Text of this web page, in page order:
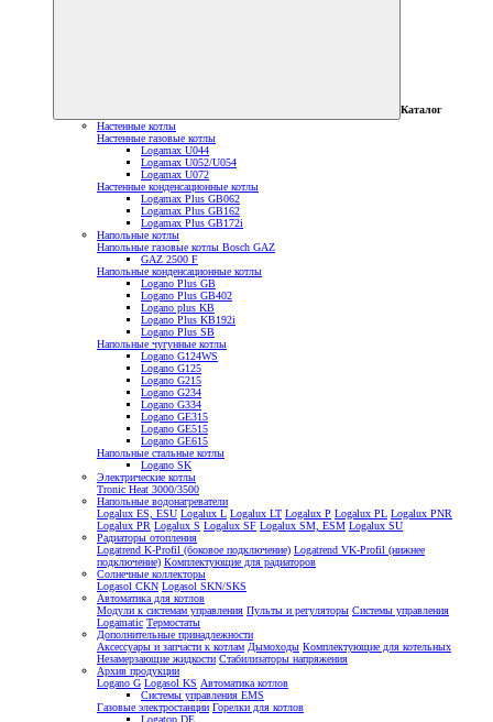
Каталог
Настенные котлы
Настенные газовые котлы
Logamax U044
Logamax U052/U054
Logamax U072
Настенные конденсационные котлы
Logamax Plus GB062
Logamax Plus GB162
Logamax Plus GB172i
Напольные котлы
Напольные газовые котлы Bosch GAZ
GAZ 2500 F
Напольные конденсационные котлы
Logano Plus GB
Logano Plus GB402
Logano plus KB
Logano Plus KB192i
Logano Plus SB
Напольные чугунные котлы
Logano G124WS
Logano G125
Logano G215
Logano G234
Logano G334
Logano GE315
Logano GE515
Logano GE615
Напольные стальные котлы
Logano SK
Электрические котлы
Tronic Heat 3000/3500
Напольные водонагреватели
Logalux ES, ESU Logalux L Logalux LT Logalux P Logalux PL Logalux PNR
Logalux PR Logalux S Logalux SF Logalux SM, ESM Logalux SU
Радиаторы отопления
Logatrend K-Profil (боковое подключение) Logatrend VK-Profil (нижнее
подключение) Комплектующие для радиаторов
Солнечные коллекторы
Logasol CKN Logasol SKN/SKS
Автоматика для котлов
Модули к системам управления Пульты и регуляторы Системы управления
Logamatic Термостаты
Дополнительные принадлежности
Аксессуары и запчасти к котлам Дымоходы Комплектующие для котельных
Незамерзающие жидкости Стабилизаторы напряжения
Архив продукции
Logano G Logasol KS Автоматика котлов
Системы управления EMS
Газовые электростанции Горелки для котлов
Logatop DE